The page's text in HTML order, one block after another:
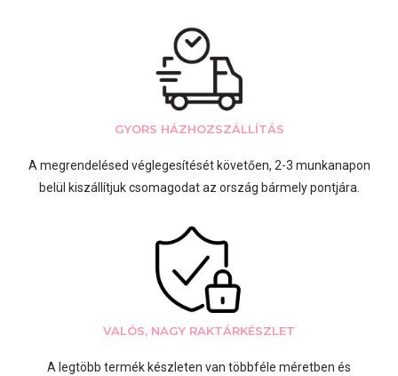
GYORS HÁZHOZSZÁLLÍTÁS
A megrendelésed véglegesítését követően, 2-3 munkanapon
belül kiszállítjuk csomagodat az ország bármely pontjára.
VALÓS, NAGY RAKTÁRKÉSZLET
A legtöbb termék készleten van többféle méretben és